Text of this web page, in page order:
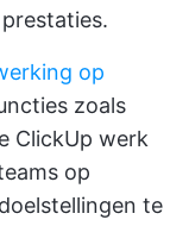
op
zoals
ClickUp werk
op
te